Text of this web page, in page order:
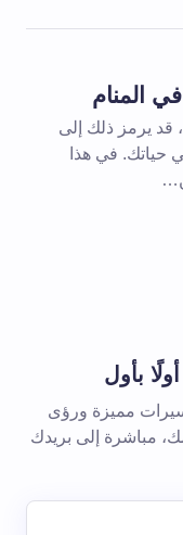
المنام
قد يرمز ذلك إلى
حياتك. في هذا
بأول
مميزة ورؤى
مباشرة إلى بريدك